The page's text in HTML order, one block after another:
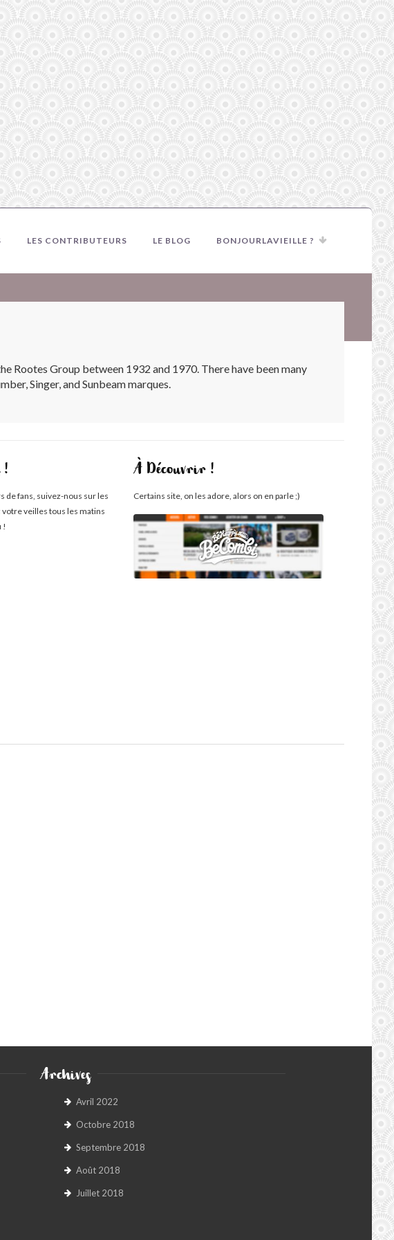
LES CONTRIBUTEURS LE BLOG BONJOURLAVIEILLE ?
Rootes Group between 1932 and 1970. There have been many
Singer, and Sunbeam marques.
!
de fans, suivez-nous sur les
veilles tous les matins
!
À Découvrir !
Certains site, on les adore, alors on en parle ;)
Archives
Avril 2022
Octobre 2018
Septembre 2018
Août 2018
Juillet 2018